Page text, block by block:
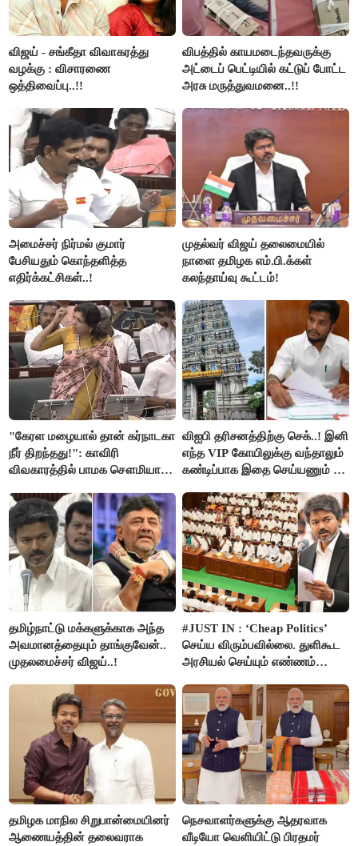
விஜய் - சங்கீதா விவாகரத்து
வழக்கு : விசாரணை
ஒத்திவைப்பு..!!
விபத்தில் காயமடைந்தவருக்கு
அட்டைப் பெட்டியில் கட்டுப் போட்ட
அரசு மருத்துவமனை..!!
அமைச்சர் நிர்மல் குமார்
பேசியதும் கொந்தளித்த
எதிர்க்கட்சிகள்..!
முதல்வர் விஜய் தலைமையில்
நாளை தமிழக எம்.பி.க்கள்
கலந்தாய்வு கூட்டம்!
"கேரள மழையால் தான் கர்நாடகா
நீர் திறந்தது!": காவிரி
விவகாரத்தில் பாமக சௌமியா
விஐபி தரிசனத்திற்கு செக்..! இனி
எந்த VIP கோயிலுக்கு வந்தாலும்
கண்டிப்பாக இதை செய்யணும் -
தமிழ்நாட்டு மக்களுக்காக அந்த
அவமானத்தையும் தாங்குவேன்..
முதலமைச்சர் விஜய்..!
#JUST IN : ‘Cheap Politics’
செய்ய விரும்பவில்லை. துளிகூட
அரசியல் செய்யும் எண்ணம்
விஜய் பதில்!
தமிழக மாநில சிறுபான்மையினர்
ஆணையத்தின் தலைவராக
நெசவாளர்களுக்கு ஆதரவாக
வீடியோ வெளியிட்டு பிரதமர்